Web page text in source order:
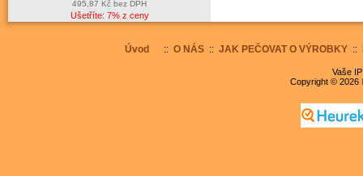
495,87 Kč bez DPH
Ušetříte: 7% z ceny
Úvod :: O NÁS:: JAK PEČOVAT O VÝROBKY::
Vaše
Copyright © 2026